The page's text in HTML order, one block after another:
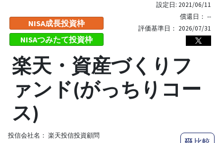
NISA成長投資枠
NISAつみたて投資枠
設定日: 2021/06/11
償還日： --
評価基準日： 2026/07/31
楽天・資産づくりフ
ァンド(がっちりコー
ス)
投信会社名： 楽天投信投資顧問